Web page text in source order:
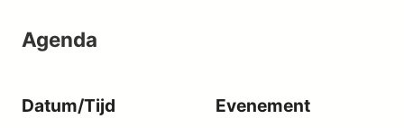
Agenda
Datum/Tijd Evenement